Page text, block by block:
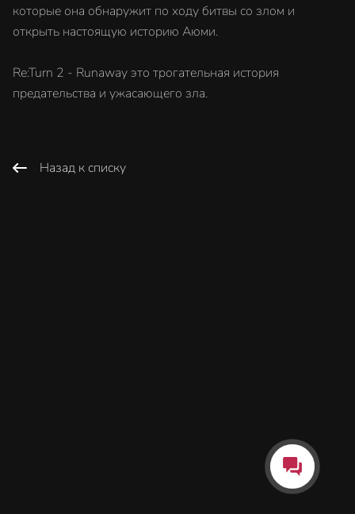
которые она обнаружит по ходу битвы со злом и
открыть настоящую историю Аюми.
Re:Turn 2 - Runaway это трогательная история
предательства и ужасающего зла.
Назад к списку